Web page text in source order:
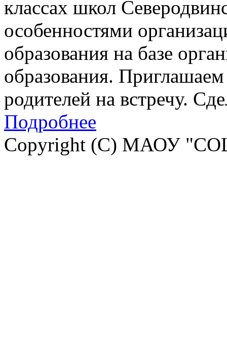
классах школ
особенностями
образования на базе
образования.
родителей на встречу.
Подробнее
Copyright (C) МАОУ